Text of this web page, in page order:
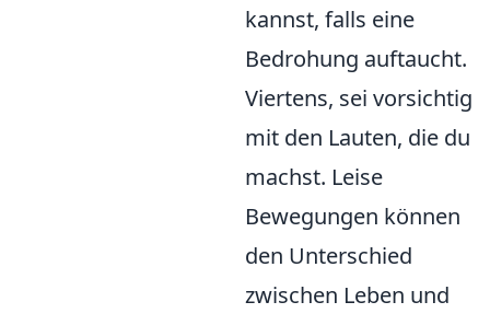
kannst, falls eine
Bedrohung auftaucht.
Viertens, sei vorsichtig
mit den Lauten, die du
machst. Leise
Bewegungen können
den Unterschied
zwischen Leben und